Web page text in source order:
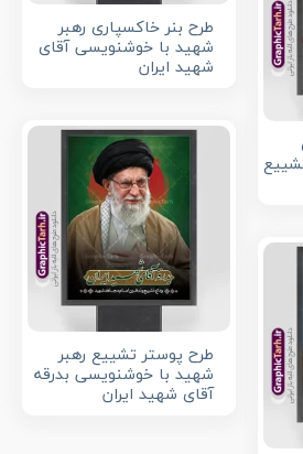
طرح بنر خاکسپاری رهبر
شهید با خوشنویسی آقای
شهید ایران
طرح پوستر تشییع رهبر
شهید با خوشنویسی بدرقه
آقای شهید ایران